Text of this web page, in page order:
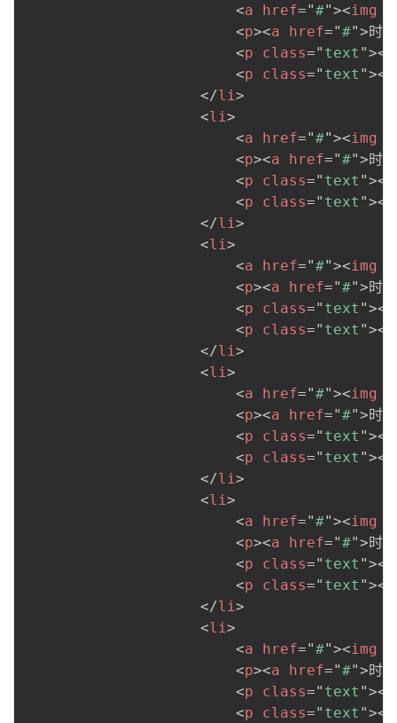
<a href="#"><img
<p><a href="#">时雨
<p class=" text "><
<p class=" text "><
</li>
<li>
<a href="#"><img
<p><a href="#">时雨
<p class=" text "><
<p class=" text "><
</li>
<li>
<a href="#"><img
<p><a href="#">时雨
<p class=" text "><
<p class=" text "><
</li>
<li>
<a href="#"><img
<p><a href="#">时雨
<p class=" text "><
<p class=" text "><
</li>
<li>
<a href="#"><img
<p><a href="#">时雨
<p class=" text "><
<p class=" text "><
</li>
<li>
<a href="#"><img
<p><a href="#">时雨
<p class=" text "><
<p class=" text "><